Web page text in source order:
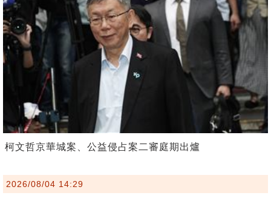
柯文哲京華城案、公益侵占案二審庭期出爐
2026/08/04 14:29